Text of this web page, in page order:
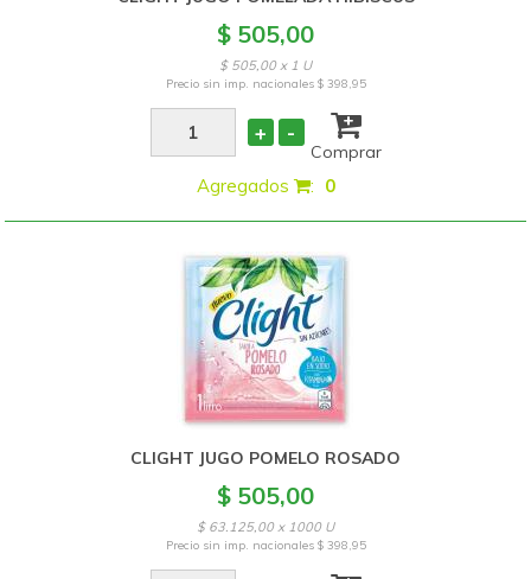
$ 505,00
$ 505,00 x 1 U
Precio sin imp. nacionales $ 398,95
+ -
Comprar
Agregados : 0
CLIGHT JUGO POMELO ROSADO
$ 505,00
$ 63.125,00 x 1000 U
Precio sin imp. nacionales $ 398,95